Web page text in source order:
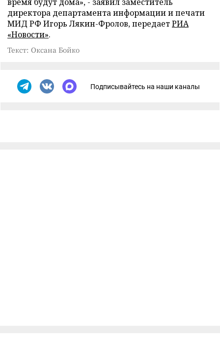
директора департамента информации и печати
МИД РФ Игорь Лякин-Фролов, передаетРИА
«Новости».
Текст: Оксана Бойко
Подписывайтесь на наши каналы